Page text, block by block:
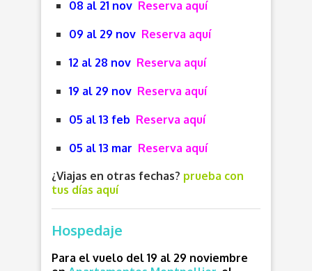
08 al 21 nov Reserva aquí
09 al 29 nov Reserva aquí
12 al 28 nov Reserva aquí
19 al 29 nov Reserva aquí
05 al 13 feb Reserva aquí
05 al 13 mar Reserva aquí
¿Viajas en otras fechas? prueba con
tus días aquí
Hospedaje
Para el vuelo del 19 al 29 noviembre